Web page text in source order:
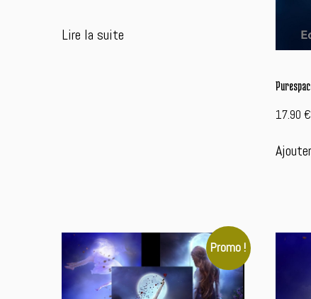
Lire la suite
17.90€
Promo !